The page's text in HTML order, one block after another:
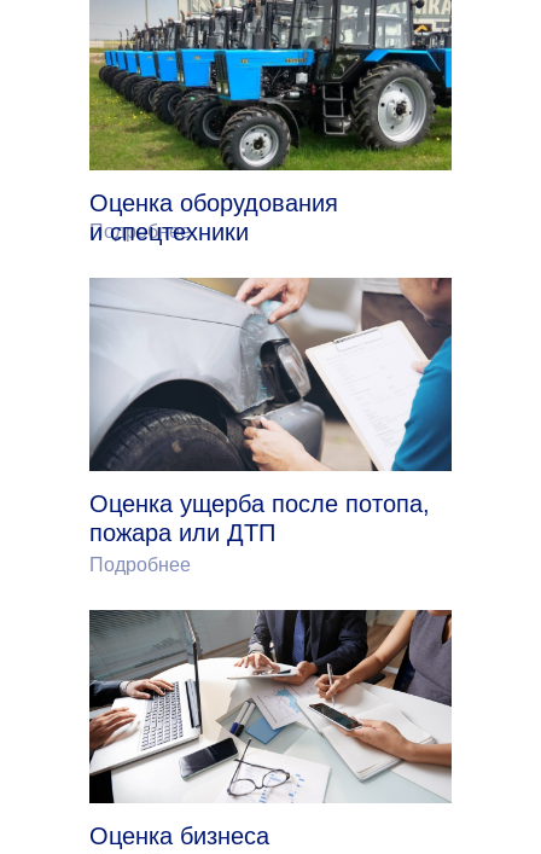
Оценка оборудования
и спецтехники
Оценка ущерба после потопа,
пожара или ДТП
Подробнее
Подробнее
Оценка бизнеса